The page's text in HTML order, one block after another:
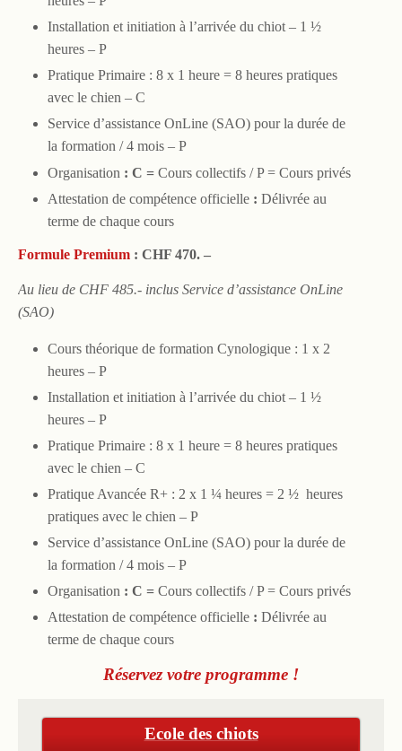
Installation et initiation à l’arrivée du chiot – 1 ½
heures – P
Pratique Primaire : 8 x 1 heure = 8 heures pratiques
avec le chien – C
Service d’assistance OnLine (SAO) pour la durée de
la formation / 4 mois – P
Organisation : C = Cours collectifs / P = Cours privés
Attestation de compétence officielle: Délivrée au
terme de chaque cours
Formule Premium : CHF 470. –
Au lieu de CHF 485.- inclus Service d’assistance OnLine
(SAO)
Cours théorique de formation Cynologique : 1 x 2
heures – P
Installation et initiation à l’arrivée du chiot – 1 ½
heures – P
Pratique Primaire : 8 x 1 heure = 8 heures pratiques
avec le chien – C
Pratique Avancée R+ : 2 x 1 ¼ heures = 2 ½ heures
pratiques avec le chien – P
Service d’assistance OnLine (SAO) pour la durée de
la formation / 4 mois – P
Organisation : C = Cours collectifs / P = Cours privés
Attestation de compétence officielle: Délivrée au
terme de chaque cours
Réservez votre programme !
Ecole des chiots